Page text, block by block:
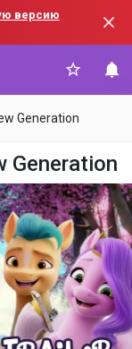
версию
Generation
Generation